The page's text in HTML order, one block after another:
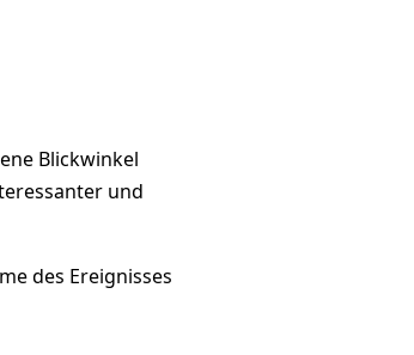
Blickwinkel
und
des Ereignisses